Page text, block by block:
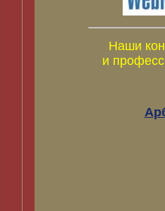
Наши
и